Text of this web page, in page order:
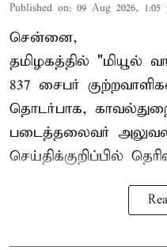
Published on: 09 Aug 2026, 1:05
சென்னை,
தமிழகத்தில் "மியூல்
837 சைபர்
தொடர்பாக,
படைத்தலைவர்
செய்திக்குறிப்பில்